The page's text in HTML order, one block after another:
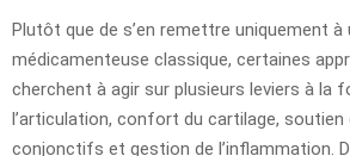
Plutôt que de s’en remettre uniquement à
médicamenteuse classique, certaines
cherchent à agir sur plusieurs leviers à la
l’articulation, confort du cartilage,
conjonctifs et gestion de l’inflammation.